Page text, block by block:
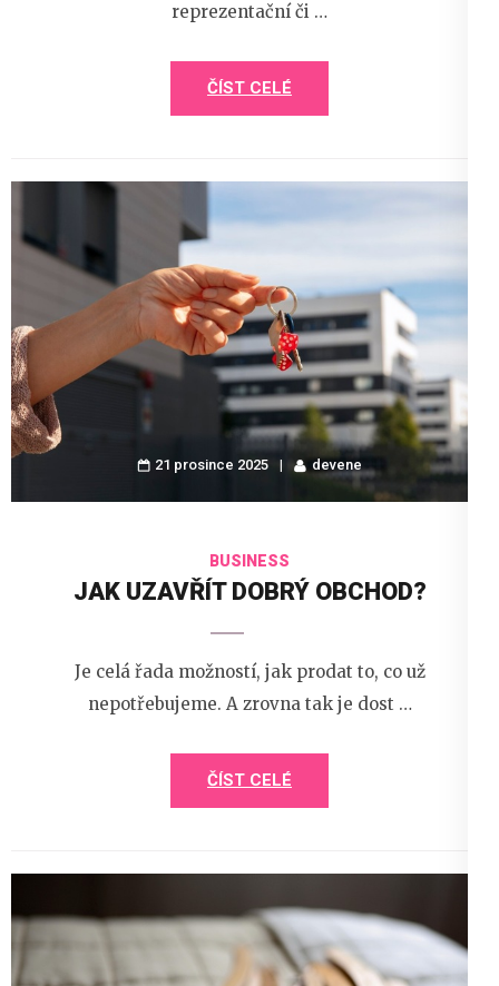
reprezentační či …
ČÍST CELÉ
21 prosince 2025 devene
BUSINESS
JAK UZAVŘÍT DOBRÝ OBCHOD?
Je celá řada možností, jak prodat to, co už
nepotřebujeme. A zrovna tak je dost …
ČÍST CELÉ